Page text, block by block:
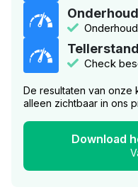
Check
De resultaten van onze
alleen zichtbaar in ons
Download